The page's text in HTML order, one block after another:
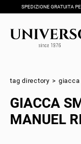
SPEDIZIONE GRATUITA
tag directory > giacca
GIACCA
MANUEL